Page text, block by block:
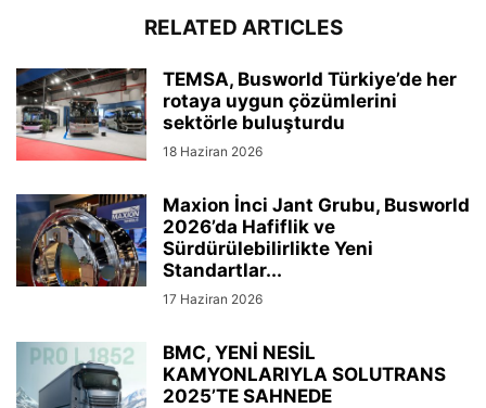
RELATED ARTICLES
TEMSA, Busworld Türkiye’de her
rotaya uygun çözümlerini
sektörle buluşturdu
18 Haziran 2026
Maxion İnci Jant Grubu, Busworld
2026’da Hafiflik ve
Sürdürülebilirlikte Yeni
Standartlar...
17 Haziran 2026
BMC, YENİ NESİL
KAMYONLARIYLA SOLUTRANS
2025’TE SAHNEDE